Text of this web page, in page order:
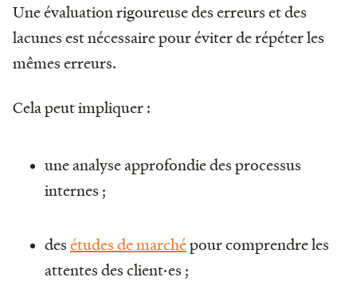
Une évaluation rigoureuse des erreurs et des
lacunes est nécessaire pour éviter de répéter les
mêmes erreurs.
Cela peut impliquer :
une analyse approfondie des processus
internes ;
desétudes de marchépour comprendre les
attentes des client·es ;